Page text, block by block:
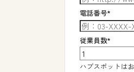
電話番号*
従業員数*
ハブスポットは